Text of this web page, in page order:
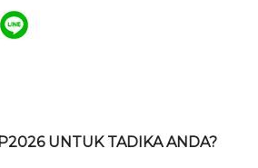
UNTUK TADIKA ANDA?